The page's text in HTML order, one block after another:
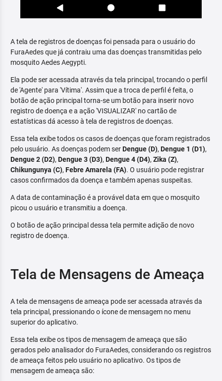
A tela de registros de doenças foi pensada para o usuário do
FuraAedes que já contraiu uma das doenças transmitidas pelo
mosquito Aedes Aegypti.
Ela pode ser acessada através da tela principal, trocando o perfil
de 'Agente' para 'Vítima'. Assim que a troca de perfil é feita, o
botão de ação principal torna-se um botão para inserir novo
registro de doença e a ação 'VISUALIZAR' no cartão de
estatísticas dá acesso à tela de registros de doenças.
Essa tela exibe todos os casos de doenças que foram registrados
pelo usuário. As doenças podem serDengue (D), Dengue 1 (D1),
Dengue 2 (D2), Dengue 3 (D3), Dengue 4 (D4), Zika (Z),
Chikungunya (C), Febre Amarela (FA). O usuário pode registrar
casos confirmados da doença e também apenas suspeitas.
A data de contaminação é a provável data em que o mosquito
picou o usuário e transmitiu a doença.
O botão de ação principal dessa tela permite adição de novo
registro de doença.
Tela de Mensagens de Ameaça
A tela de mensagens de ameaça pode ser acessada através da
tela principal, pressionando o ícone de mensagem no menu
superior do aplicativo.
Essa tela exibe os tipos de mensagem de ameaça que são
gerados pelo analisador do FuraAedes, considerando os registros
de ameaça feitos pelo usuário no aplicativo. Os tipos de
mensagem de ameaça são: